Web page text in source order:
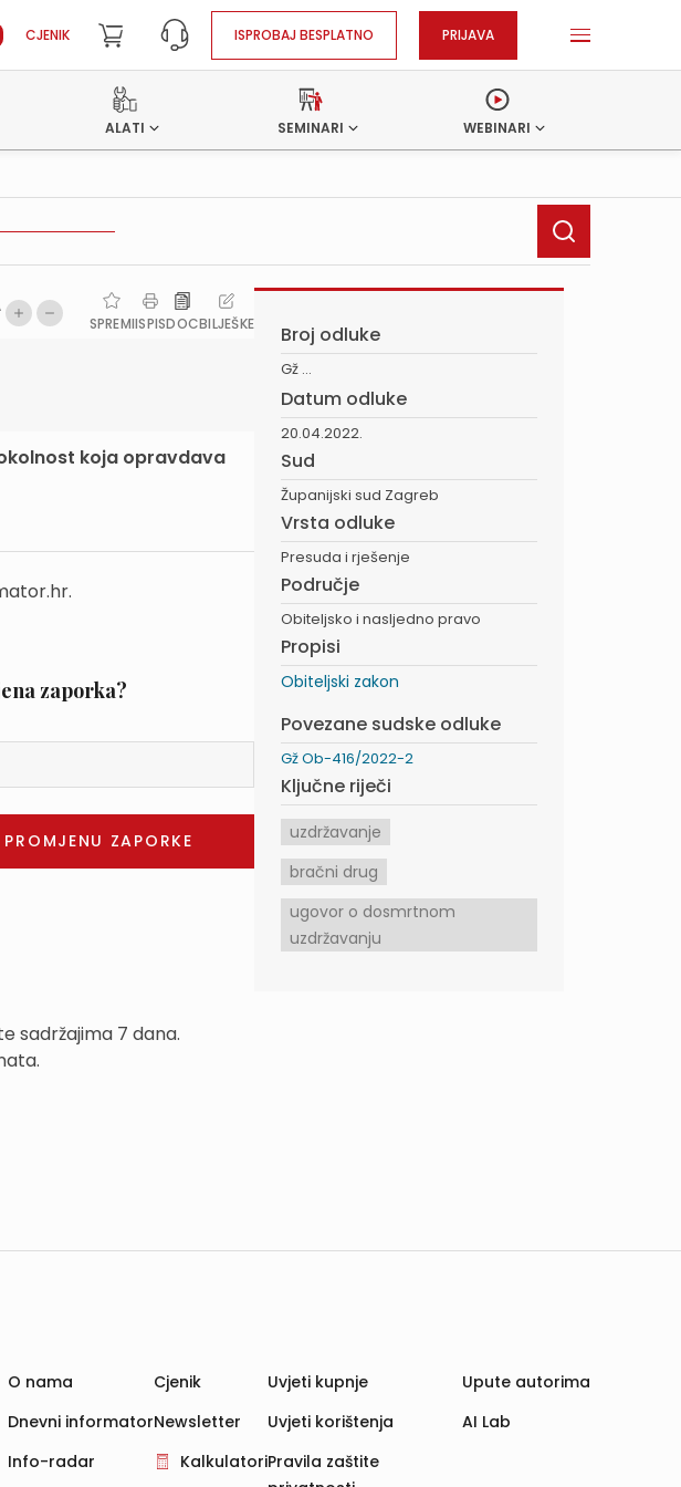
CJENIK ISPROBAJ BESPLATNO PRIJAVA
ALATI SEMINARI WEBINARI
SPREMIISPISDOCBILJEŠKE
koja opravdava
zaporka?
sadržajima 7 dana.
Broj odluke
Gž ...
Datum odluke
20.04.2022.
Sud
Županijski sud Zagreb
Vrsta odluke
Presuda i rješenje
Područje
Obiteljsko i nasljedno pravo
Propisi
Obiteljski zakon
Povezane sudske odluke
Gž Ob-416/2022-2
Ključne riječi
uzdržavanje
bračni drug
ugovor o dosmrtnom
uzdržavanju
O nama
Dnevni informator
Info-radar
Cjenik
Newsletter
Kalkulatori
Uvjeti kupnje
Uvjeti korištenja
Pravila zaštite
Upute autorima
AI Lab